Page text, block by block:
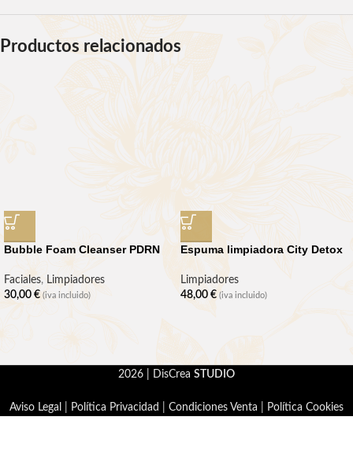
Productos relacionados
Bubble Foam Cleanser PDRN
Faciales, Limpiadores
30,00 € (iva incluido)
Espuma limpiadora City Detox
Limpiadores
48,00 € (iva incluido)
2026 | DisCrea STUDIO
Aviso Legal Política Privacidad Condiciones Venta Política Cookies